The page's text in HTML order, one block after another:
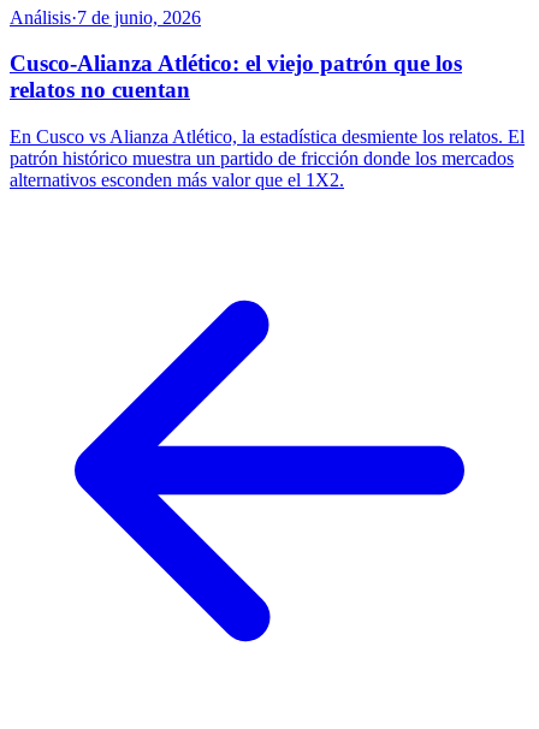
Análisis·7 de junio, 2026
Cusco-Alianza Atlético: el viejo patrón que los
relatos no cuentan
En Cusco vs Alianza Atlético, la estadística desmiente los relatos. El
patrón histórico muestra un partido de fricción donde los mercados
alternativos esconden más valor que el 1X2.